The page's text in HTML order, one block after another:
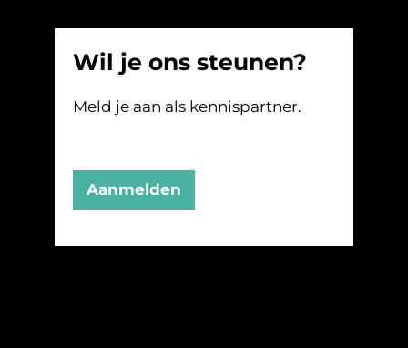
Wil je ons steunen?
Meld je aan als kennispartner.
Aanmelden